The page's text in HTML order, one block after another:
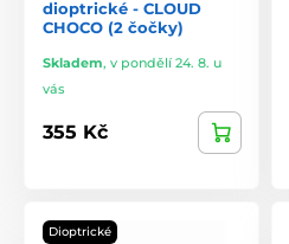
dioptrické - CLOUD
CHOCO (2 čočky)
Skladem, v pondělí 24. 8. u
vás
355 Kč
Dioptrické